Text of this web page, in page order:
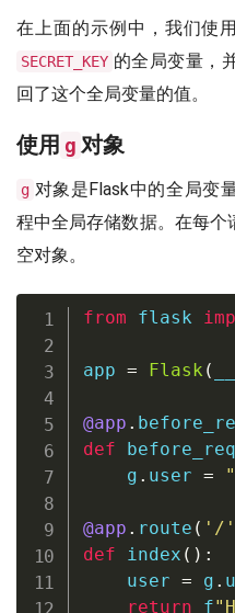
在上面的示例中，我们使用
SECRET_KEY 的全局变量，
回了这个全局变量的值。
使用 g 对象
g 对象是Flask中的全局变
程中全局存储数据。在每个
空对象。
from flask
app = Flask (
@app .
def
    g
. user =
@app . route ( '/'
def
index ( ) :
    user
= g .
return
f